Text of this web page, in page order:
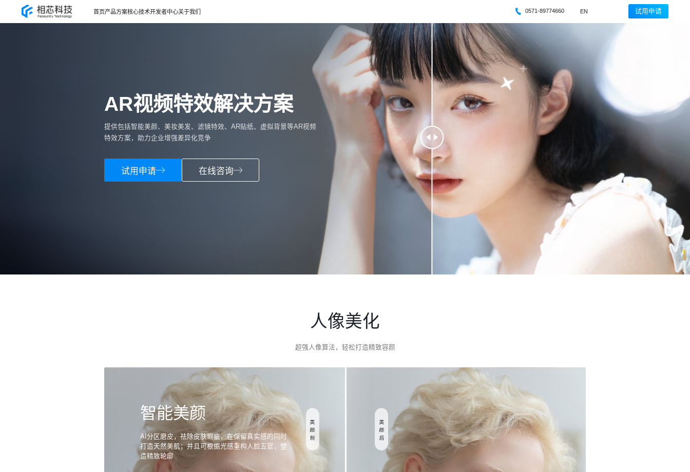
首页产品方案核心技术开发者中心关于我们 0571-89774660 EN 试用申请
AR视频特效解决方案
提供包括智能美颜、美妆美发、滤镜特效、AR贴纸、虚拟背景等AR视频
特效方案，助力企业增强差异化竞争
试用申请 在线咨询
人像美化
超强人像算法，轻松打造精致容颜
智能美颜
AI分区磨皮，祛除皮肤瑕疵，在保留真实感的同时
打造天然美肌；并且可根据光感重构人脸五官，塑
造精致轮廓